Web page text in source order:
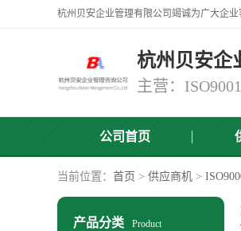
杭州贝安企
公司首页
当前位置： 首页 > 供应商机 >
产品分类 Product